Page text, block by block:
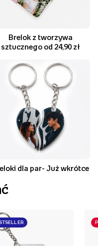
Brelok z tworzywa
sztucznego od 24,90 zł
dla par- Już wkrótce